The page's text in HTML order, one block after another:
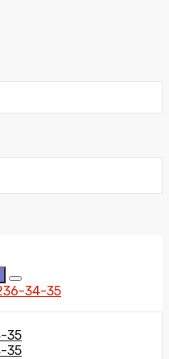
34-35
35
35